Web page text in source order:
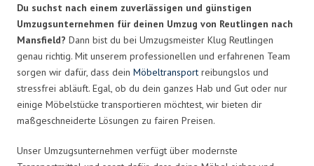
Du suchst nach einem zuverlässigen und günstigen
Umzugsunternehmen für deinen Umzug von Reutlingen nach
Mansfield? Dann bist du bei Umzugsmeister Klug Reutlingen
genau richtig. Mit unserem professionellen und erfahrenen Team
sorgen wir dafür, dass dein Möbeltransport reibungslos und
stressfrei abläuft. Egal, ob du dein ganzes Hab und Gut oder nur
einige Möbelstücke transportieren möchtest, wir bieten dir
maßgeschneiderte Lösungen zu fairen Preisen.
Unser Umzugsunternehmen verfügt über modernste